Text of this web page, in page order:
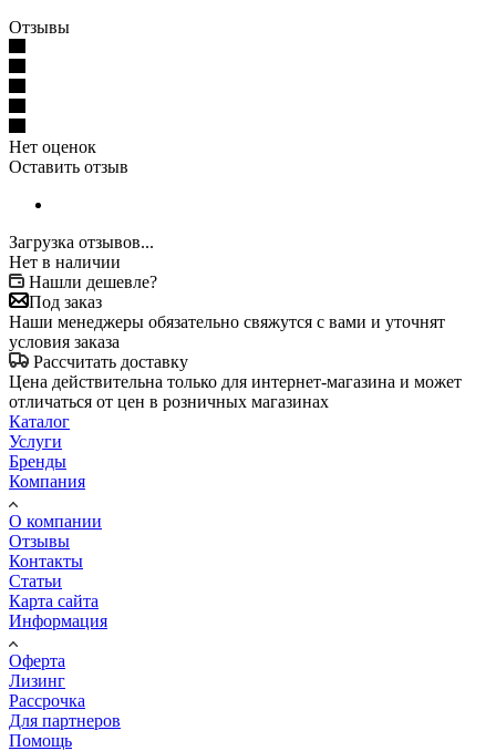
Отзывы
Нет оценок
Оставить отзыв
Загрузка отзывов...
Нет в наличии
Нашли дешевле?
Под заказ
Наши менеджеры обязательно свяжутся с вами и уточнят
условия заказа
Рассчитать доставку
Цена действительна только для интернет-магазина и может
отличаться от цен в розничных магазинах
Каталог
Услуги
Бренды
Компания
О компании
Отзывы
Контакты
Статьи
Карта сайта
Информация
Оферта
Лизинг
Рассрочка
Для партнеров
Помощь